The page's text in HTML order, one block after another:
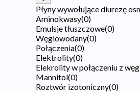
Płyny wywołujące diurezę
Aminokwasy(0)
Emulsje tłuszczowe(0)
Węglowodany(0)
Połączenia(0)
Elektrolity(0)
Elekrolity w połączeniu z
Mannitol(0)
Roztwór izotoniczny(0)